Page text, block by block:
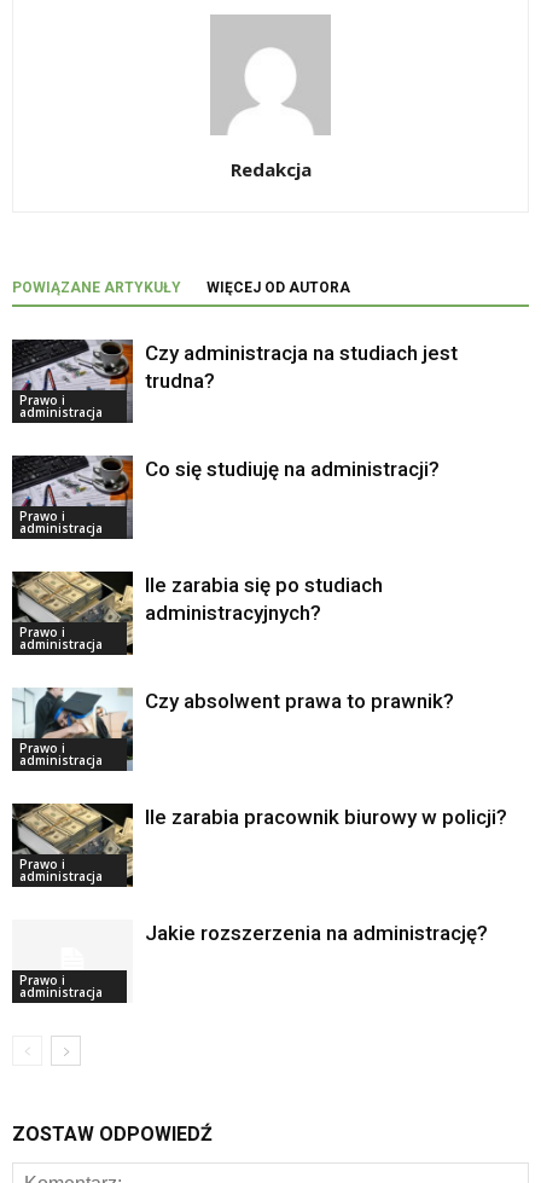
Redakcja
POWIĄZANE ARTYKUŁY WIĘCEJ OD AUTORA
Prawo i
administracja
Czy administracja na studiach jest
trudna?
Prawo i
administracja
Co się studiuję na administracji?
Prawo i
administracja
Ile zarabia się po studiach
administracyjnych?
Prawo i
administracja
Czy absolwent prawa to prawnik?
Prawo i
administracja
Ile zarabia pracownik biurowy w policji?
Prawo i
administracja
Jakie rozszerzenia na administrację?
ZOSTAW ODPOWIEDŹ